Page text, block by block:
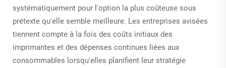
systématiquement pour l'option la plus coûteuse sous
prétexte qu'elle semble meilleure. Les entreprises avisées
tiennent compte à la fois des coûts initiaux des
imprimantes et des dépenses continues liées aux
consommables lorsqu'elles planifient leur stratégie